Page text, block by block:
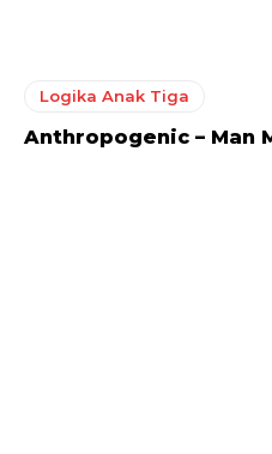
Logika Anak Tiga
Anthropogenic – Man